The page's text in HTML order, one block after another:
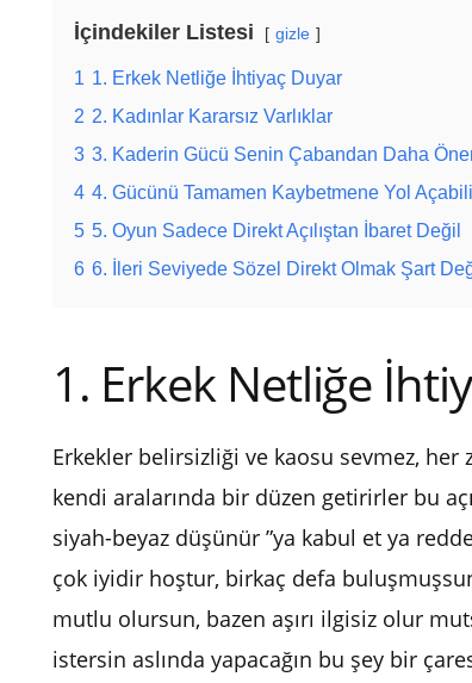
İçindekiler Listesi gizle
1 1. Erkek Netliğe İhtiyaç Duyar
2 2. Kadınlar Kararsız Varlıklar
3 3. Kaderin Gücü Senin Çabandan Daha
4 4. Gücünü Tamamen Kaybetmene Yol
5 5. Oyun Sadece Direkt Açılıştan İbaret Değil
6 6. İleri Seviyede Sözel Direkt Olmak Şart
1. Erkek Netliğe
Erkekler belirsizliği ve kaosu sevmez,
kendi aralarında bir düzen getirirler bu
siyah-beyaz düşünür ”ya kabul et ya
çok iyidir hoştur, birkaç defa
mutlu olursun, bazen aşırı ilgisiz olur
istersin aslında yapacağın bu şey bir